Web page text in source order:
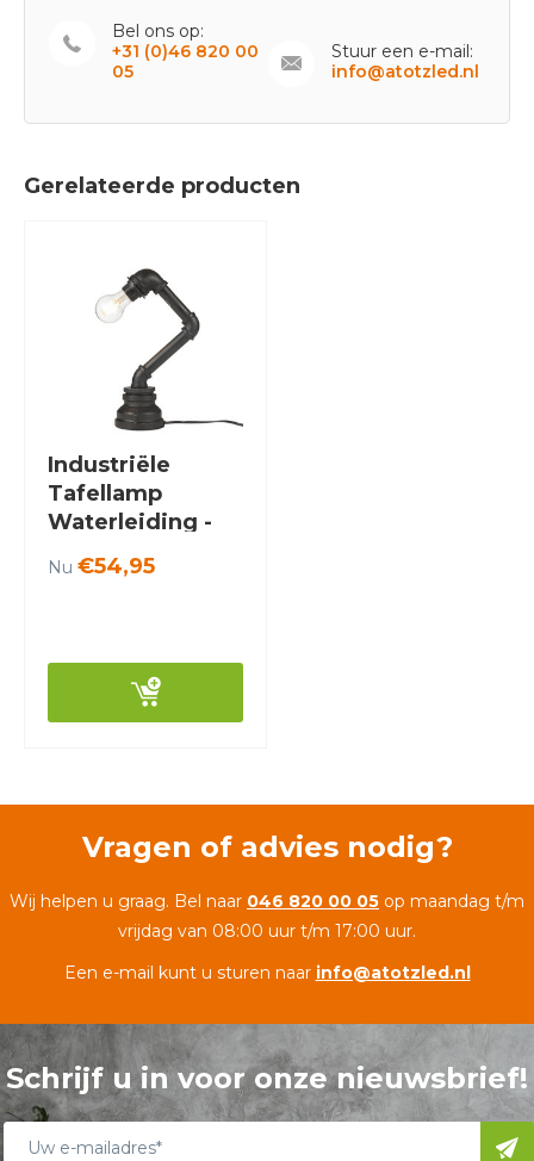
Bel ons op:
+31 (0)46 820 00
05
Stuur een e-mail:
info@atotzled.nl
Gerelateerde producten
Industriële
Tafellamp
Waterleiding -
Crobat
Nu €54,95
Vragen of advies nodig?
Wij helpen u graag. Bel naar 046 820 00 05 op maandag t/m
vrijdag van 08:00 uur t/m 17:00 uur.
Een e-mail kunt u sturen naar info@atotzled.nl
Schrijf u in voor onze nieuwsbrief!